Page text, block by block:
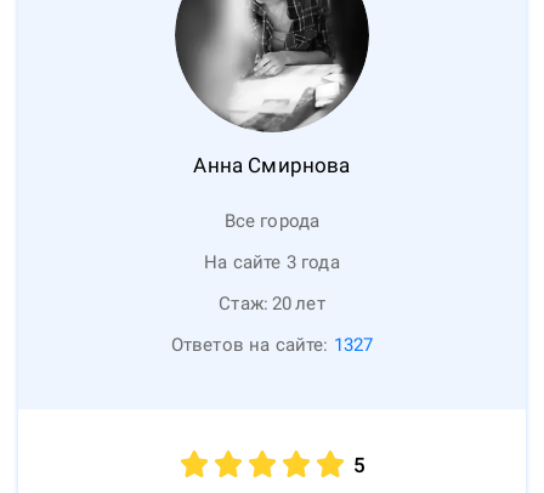
Анна Смирнова
Все города
На сайте 3 года
Стаж: 20лет
Ответов на сайте: 1327
5